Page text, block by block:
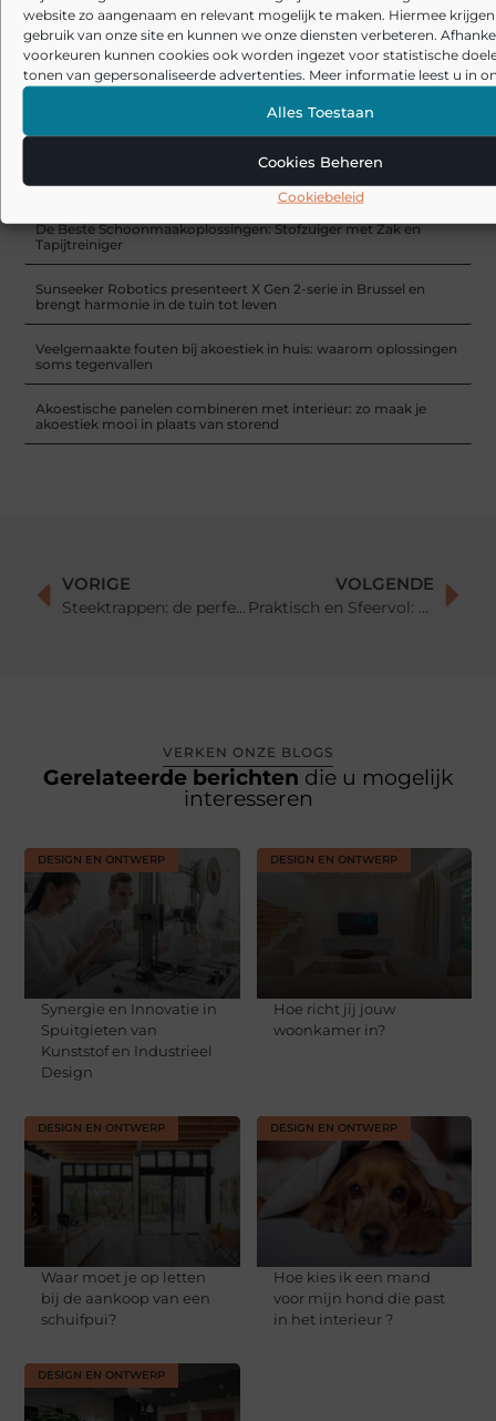
website zo aangenaam en relevant mogelijk te maken. Hiermee
gebruik van onze site en kunnen we onze diensten verbeteren.
voorkeuren kunnen cookies ook worden ingezet voor statistische
tonen van gepersonaliseerde advertenties. Meer informatie leest u in
Alles Toestaan
Cookies Beheren
Cookiebeleid
Lakverf of muurverf, wat is het verschil?
Laminaat en pvc visgraat vloer: welke basis past bij jouw manier
van wonen?
De Beste Schoonmaakoplossingen: Stofzuiger met Zak en
Tapijtreiniger
Sunseeker Robotics presenteert X Gen 2-serie in Brussel en
brengt harmonie in de tuin tot leven
Veelgemaakte fouten bij akoestiek in huis: waarom oplossingen
soms tegenvallen
Akoestische panelen combineren met interieur: zo maak je
akoestiek mooi in plaats van storend
VORIGE
Steektrappen: de perfecte mix van functionaliteit en design
VOLGENDE
Praktisch en Sfeervol: Windscherm Uittrekbaar en Bloempotten voor Buiten
VERKEN ONZE BLOGS
Gerelateerde berichten die u mogelijk
interesseren
DESIGN EN ONTWERP
Synergie en Innovatie in
Spuitgieten van
Kunststof en Industrieel
Design
DESIGN EN ONTWERP
Hoe richt jij jouw
woonkamer in?
DESIGN EN ONTWERP
Waar moet je op letten
bij de aankoop van een
schuifpui?
DESIGN EN ONTWERP
Hoe kies ik een mand
voor mijn hond die past
in het interieur ?
DESIGN EN ONTWERP